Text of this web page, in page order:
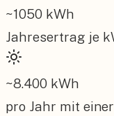
~1050 kWh
Jahresertrag je
~8.400 kWh
pro Jahr mit einer